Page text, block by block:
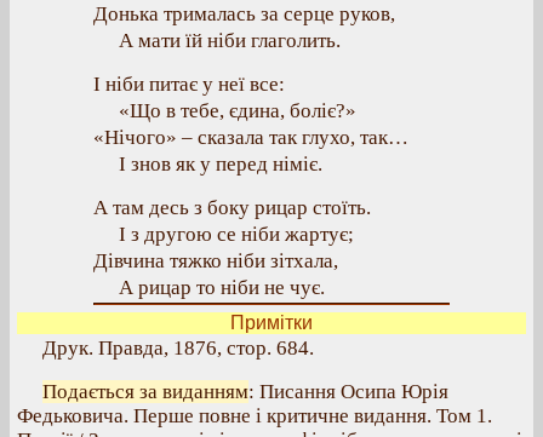
Донька трималась за серце руков,
А мати їй ніби глаголить.
І ніби питає у неї все:
«Що в тебе, єдина, боліє?»
«Нічого» – сказала так глухо, так…
І знов як у перед німіє.
А там десь з боку рицар стоїть.
І з другою се ніби жартує;
Дівчина тяжко ніби зітхала,
А рицар то ніби не чує.
Примітки
Друк. Правда, 1876, стор. 684.
Подається за виданням: Писання Осипа Юрія
Федьковича. Перше повне і критичне видання. Том 1.